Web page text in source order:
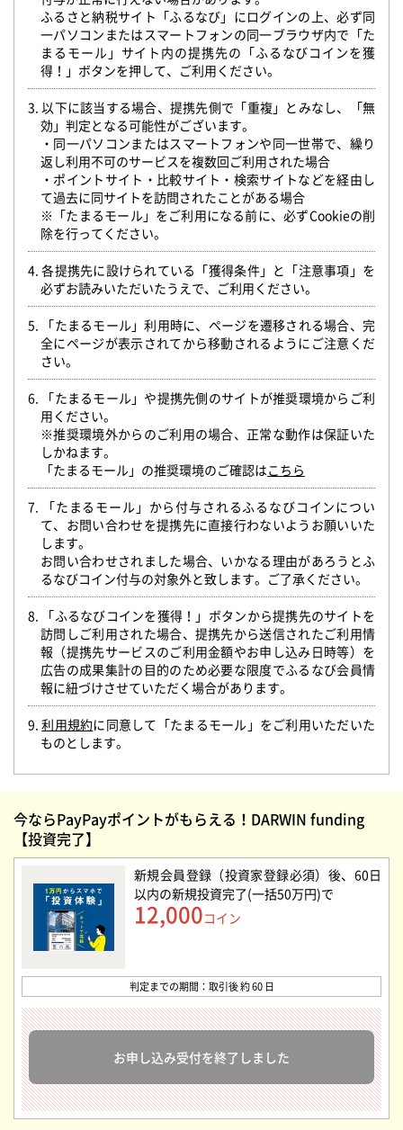
ふるさと納税サイト「ふるなび」にログインの上、必ず同
一パソコンまたはスマートフォンの同一ブラウザ内で「た
まるモール」サイト内の提携先の「ふるなびコインを獲
得！」ボタンを押して、ご利用ください。
3. 以下に該当する場合、提携先側で「重複」とみなし、「無
効」判定となる可能性がございます。
・同一パソコンまたはスマートフォンや同一世帯で、繰り
返し利用不可のサービスを複数回ご利用された場合
・ポイントサイト・比較サイト・検索サイトなどを経由し
て過去に同サイトを訪問されたことがある場合
※「たまるモール」をご利用になる前に、必ずCookieの削
除を行ってください。
4. 各提携先に設けられている「獲得条件」と「注意事項」を
必ずお読みいただいたうえで、ご利用ください。
5. 「たまるモール」利用時に、ページを遷移される場合、完
全にページが表示されてから移動されるようにご注意くだ
さい。
6. 「たまるモール」や提携先側のサイトが推奨環境からご利
用ください。
※推奨環境外からのご利用の場合、正常な動作は保証いた
しかねます。
「たまるモール」の推奨環境のご確認はこちら
7. 「たまるモール」から付与されるふるなびコインについ
て、お問い合わせを提携先に直接行わないようお願いいた
します。
お問い合わせされました場合、いかなる理由があろうとふ
るなびコイン付与の対象外と致します。ご了承ください。
8. 「ふるなびコインを獲得！」ボタンから提携先のサイトを
訪問しご利用された場合、提携先から送信されたご利用情
報（提携先サービスのご利用金額やお申し込み日時等）を
広告の成果集計の目的のため必要な限度でふるなび会員情
報に紐づけさせていただく場合があります。
9.利用規約に同意して「たまるモール」をご利用いただいた
ものとします。
今ならPayPayポイントがもらえる！DARWIN funding
【投資完了】
新規会員登録（投資家登録必須）後、60日
以内の新規投資完了(一括50万円)で
12,000コイン
判定までの期間：取引後 約 60 日
お申し込み受付を終了しました